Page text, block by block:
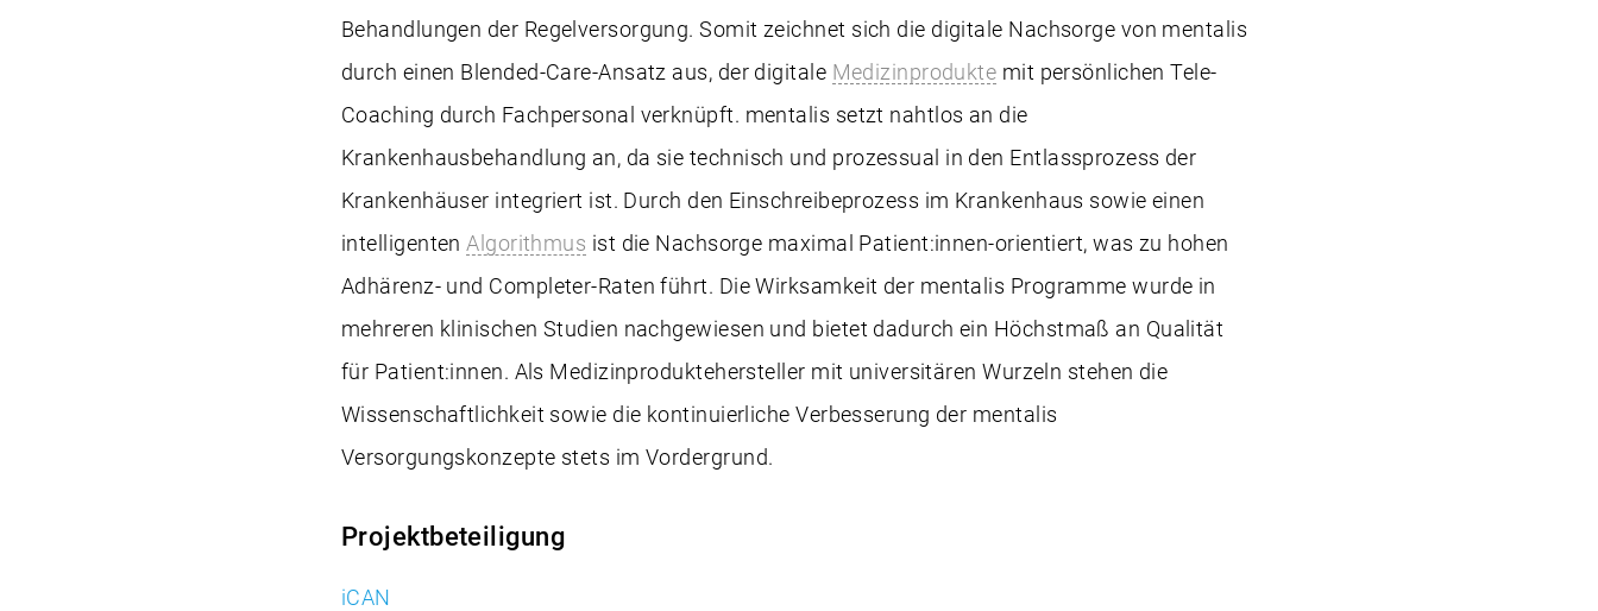
Behandlungen der Regelversorgung. Somit zeichnet sich die digitale Nachsorge von mentalis
durch einen Blended-Care-Ansatz aus, der digitale Medizinprodukte mit persönlichen Tele-
Coaching durch Fachpersonal verknüpft. mentalis setzt nahtlos an die
Krankenhausbehandlung an, da sie technisch und prozessual in den Entlassprozess der
Krankenhäuser integriert ist. Durch den Einschreibeprozess im Krankenhaus sowie einen
intelligenten Algorithmus ist die Nachsorge maximal Patient:innen-orientiert, was zu hohen
Adhärenz- und Completer-Raten führt. Die Wirksamkeit der mentalis Programme wurde in
mehreren klinischen Studien nachgewiesen und bietet dadurch ein Höchstmaß an Qualität
für Patient:innen. Als Medizinproduktehersteller mit universitären Wurzeln stehen die
Wissenschaftlichkeit sowie die kontinuierliche Verbesserung der mentalis
Versorgungskonzepte stets im Vordergrund.
Projektbeteiligung
iCAN